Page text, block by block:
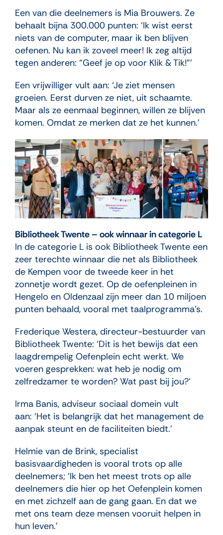
Een van die deelnemers is Mia Brouwers. Ze
behaalt bijna 300.000 punten: ‘Ik wist eerst
niets van de computer, maar ik ben blijven
oefenen. Nu kan ik zoveel meer! Ik zeg altijd
tegen anderen: “Geef je op voor Klik & Tik!”’
Een vrijwilliger vult aan: ‘Je ziet mensen
groeien. Eerst durven ze niet, uit schaamte.
Maar als ze eenmaal beginnen, willen ze blijven
komen. Omdat ze merken dat ze het kunnen.’
Bibliotheek Twente – ook winnaar in categorie L
In de categorie L is ook Bibliotheek Twente een
zeer terechte winnaar die net als Bibliotheek
de Kempen voor de tweede keer in het
zonnetje wordt gezet. Op de oefenpleinen in
Hengelo en Oldenzaal zijn meer dan 10 miljoen
punten behaald, vooral met taalprogramma’s.
Frederique Westera, directeur-bestuurder van
Bibliotheek Twente: ‘Dit is het bewijs dat een
laagdrempelig Oefenplein echt werkt. We
voeren gesprekken: wat heb je nodig om
zelfredzamer te worden? Wat past bij jou?’
Irma Banis, adviseur sociaal domein vult
aan: ‘Het is belangrijk dat het management de
aanpak steunt en de faciliteiten biedt.’
Helmie van de Brink, specialist
basisvaardigheden is vooral trots op alle
deelnemers; ‘Ik ben het meest trots op alle
deelnemers die hier op het Oefenplein komen
en met zichzelf aan de gang gaan. En dat we
met ons team deze mensen vooruit helpen in
hun leven.’